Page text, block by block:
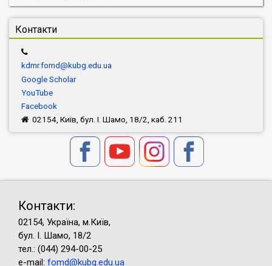
Контакти
kdmr.fomd@kubg.edu.ua
Google Scholar
YouTube
Facebook
02154, Київ, бул. І. Шамо, 18/2, каб. 211
Контакти:
02154, Україна, м.Київ,
бул. І. Шамо, 18/2
тел.: (044) 294-00-25
e-mail: fomd@kubg.edu.ua